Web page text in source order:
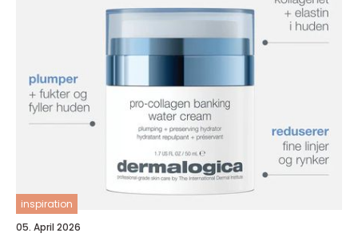
inspiration
05. April 2026